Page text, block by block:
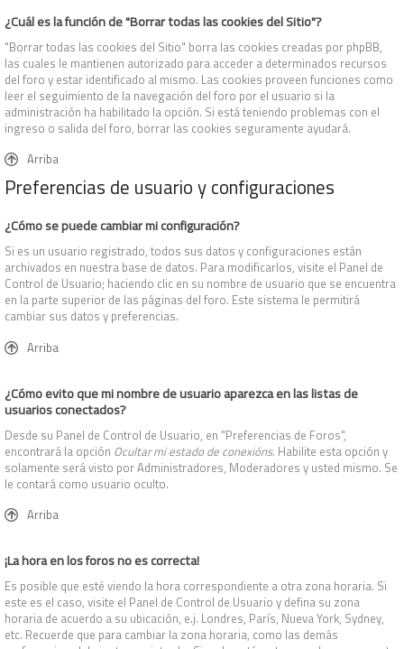
¿Cuál es la función de "Borrar todas las cookies del Sitio"?
"Borrar todas las cookies del Sitio" borra las cookies creadas por phpBB,
las cuales le mantienen autorizado para acceder a determinados recursos
del foro y estar identificado al mismo. Las cookies proveen funciones como
leer el seguimiento de la navegación del foro por el usuario si la
administración ha habilitado la opción. Si está teniendo problemas con el
ingreso o salida del foro, borrar las cookies seguramente ayudará.
Arriba
Preferencias de usuario y configuraciones
¿Cómo se puede cambiar mi configuración?
Si es un usuario registrado, todos sus datos y configuraciones están
archivados en nuestra base de datos. Para modificarlos, visite el Panel de
Control de Usuario; haciendo clic en su nombre de usuario que se encuentra
en la parte superior de las páginas del foro. Este sistema le permitirá
cambiar sus datos y preferencias.
Arriba
¿Cómo evito que mi nombre de usuario aparezca en las listas de
usuarios conectados?
Desde su Panel de Control de Usuario, en "Preferencias de Foros",
encontrará la opción Ocultar mi estado de conexións. Habilite esta opción y
solamente será visto por Administradores, Moderadores y usted mismo. Se
le contará como usuario oculto.
Arriba
¡La hora en los foros no es correcta!
Es posible que esté viendo la hora correspondiente a otra zona horaria. Si
este es el caso, visite el Panel de Control de Usuario y defina su zona
horaria de acuerdo a su ubicación, e.j. Londres, París, Nueva York, Sydney,
etc. Recuerde que para cambiar la zona horaria, como las demás